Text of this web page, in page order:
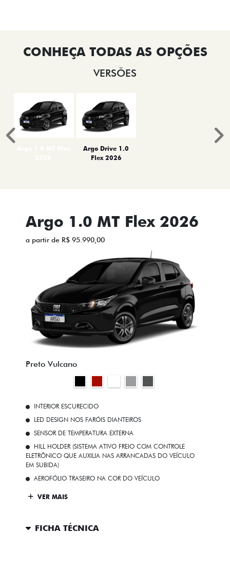
VERSÕES
Argo Drive 1.0
Flex 2026
Anterior
Argo 1.0 MT Flex 2026
a partir de R$ 95.990,00
Preto Vulcano
INTERIOR ESCURECIDO
LED DESIGN NOS FARÓIS DIANTEIROS
SENSOR DE TEMPERATURA EXTERNA
HILL HOLDER (SISTEMA ATIVO FREIO COM CONTROLE
ELETRÔNICO QUE AUXILIA NAS ARRANCADAS DO VEÍCULO
EM SUBIDA)
AEROFÓLIO TRASEIRO NA COR DO VEÍCULO
VER MAIS
FICHA TÉCNICA